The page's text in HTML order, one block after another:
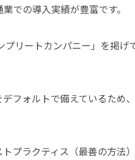
での導入実績が豊富です。
リートカンパニー」を掲げ
フォルトで備えているため
プラクティス（最善の方法